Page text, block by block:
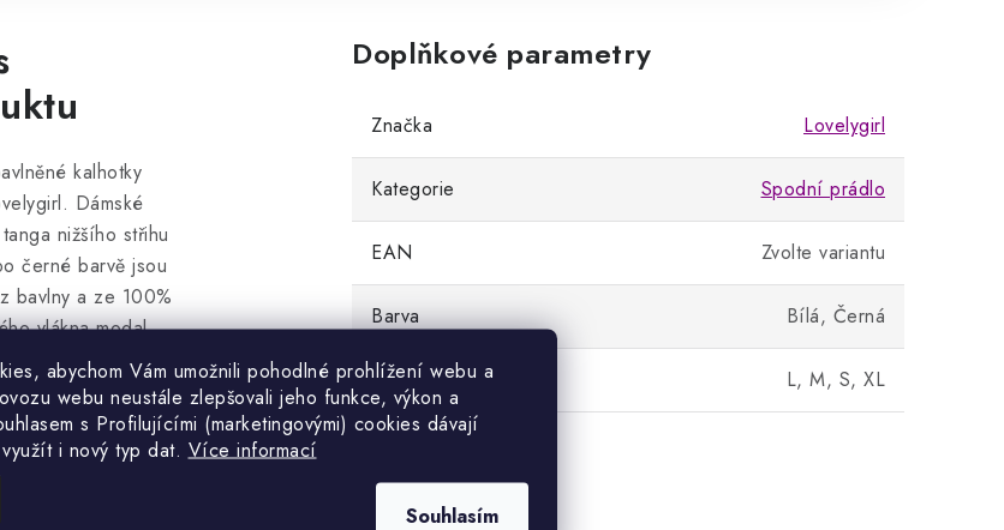
abychom Vám umožnili pohodlné prohlížení webu a
webu neustále zlepšovali jeho funkce, výkon a
s Profilujícími (marketingovými) cookies dávají
i nový typ dat. Více informací
Souhlasím
kalhotky
Dámské
nižšího střihu
černé barvě jsou
bavlny a ze 100%
vlákna modal
v základu
bukového dřeva),
látce dokonalou
a hedvábný
má dokonalou
a schopnost rychle
Doplňkové parametry
Značka Lovelygirl
Kategorie Spodní prádlo
EAN Zvolte variantu
Barva Bílá, Černá
Velikost L, M, S, XL